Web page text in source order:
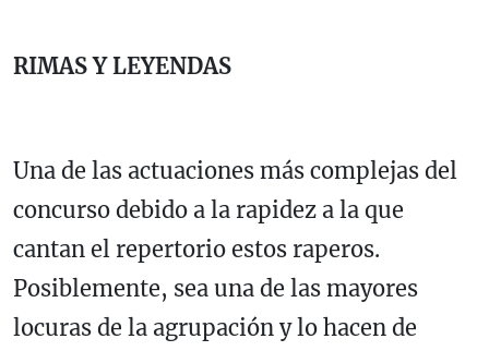
RIMAS Y LEYENDAS
Una de las actuaciones más complejas del
concurso debido a la rapidez a la que
cantan el repertorio estos raperos.
Posiblemente, sea una de las mayores
locuras de la agrupación y lo hacen de